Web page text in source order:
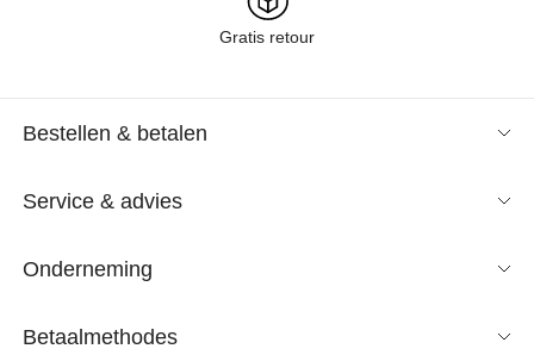
Gratis retour
Bestellen & betalen
Service & advies
Onderneming
Betaalmethodes